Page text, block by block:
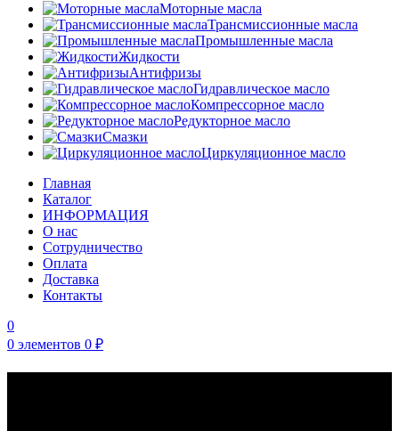
Моторные масла
Трансмиссионные масла
Промышленные масла
Жидкости
Антифризы
Гидравлическое масло
Компрессорное масло
Редукторное масло
Смазки
Циркуляционное масло
Главная
Каталог
ИНФОРМАЦИЯ
О нас
Сотрудничество
Оплата
Доставка
Контакты
0
0 элементов 0 ₽